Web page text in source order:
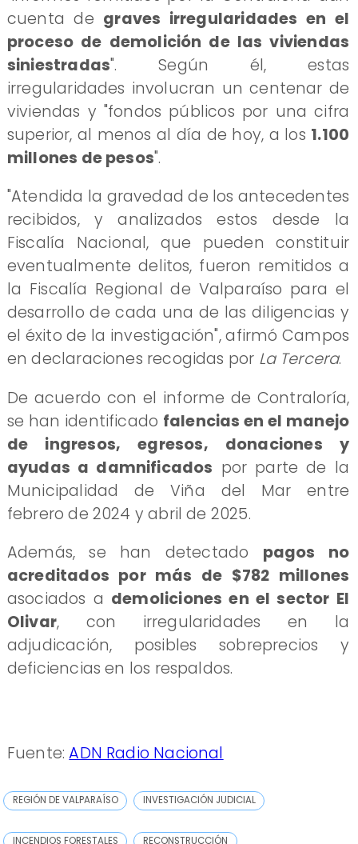
cuenta de graves irregularidades en el
proceso de demolición de las viviendas
siniestradas". Según él, estas
irregularidades involucran un centenar de
viviendas y "fondos públicos por una cifra
superior, al menos al día de hoy, a los 1.100
millones de pesos".
"Atendida la gravedad de los antecedentes
recibidos, y analizados estos desde la
Fiscalía Nacional, que pueden constituir
eventualmente delitos, fueron remitidos a
la Fiscalía Regional de Valparaíso para el
desarrollo de cada una de las diligencias y
el éxito de la investigación", afirmó Campos
en declaraciones recogidas por La Tercera.
De acuerdo con el informe de Contraloría,
se han identificado falencias en el manejo
de ingresos, egresos, donaciones y
ayudas a damnificados por parte de la
Municipalidad de Viña del Mar entre
febrero de 2024 y abril de 2025.
Además, se han detectado pagos no
acreditados por más de $782 millones
asociados a demoliciones en el sector El
Olivar, con irregularidades en la
adjudicación, posibles sobreprecios y
deficiencias en los respaldos.
Fuente:ADN Radio Nacional
REGIÓN DE VALPARAÍSO INVESTIGACIÓN JUDICIAL
INCENDIOS FORESTALES RECONSTRUCCIÓN